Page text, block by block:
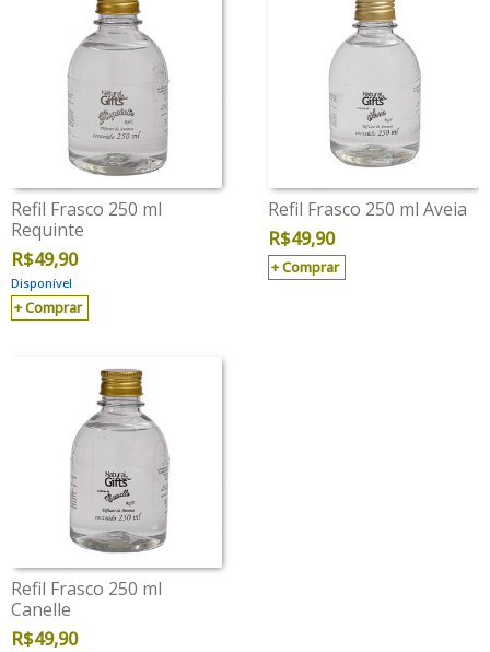
Refil Frasco 250 ml
Requinte
R$49,90
Disponível
Comprar
Refil Frasco 250 ml Aveia
R$49,90
Comprar
Refil Frasco 250 ml
Canelle
R$49,90